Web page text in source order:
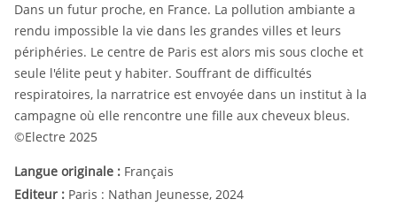
Dans un futur proche, en France. La pollution ambiante a
rendu impossible la vie dans les grandes villes et leurs
périphéries. Le centre de Paris est alors mis sous cloche et
seule l'élite peut y habiter. Souffrant de difficultés
respiratoires, la narratrice est envoyée dans un institut à la
campagne où elle rencontre une fille aux cheveux bleus.
©Electre 2025
Langue originale : Français
Editeur : Paris : Nathan Jeunesse, 2024